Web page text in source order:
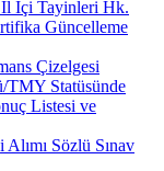
İl İçi Tayinleri Hk.
Güncelleme
Çizelgesi
TMY Statüsünde
Listesi ve
Sözlü Sınav